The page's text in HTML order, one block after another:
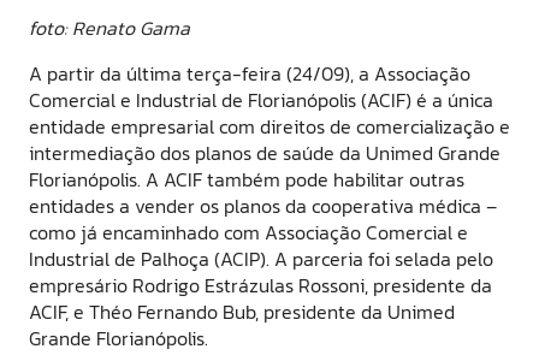
foto: Renato Gama
A partir da última terça-feira (24/09), a Associação
Comercial e Industrial de Florianópolis (ACIF) é a única
entidade empresarial com direitos de comercialização e
intermediação dos planos de saúde da Unimed Grande
Florianópolis. A ACIF também pode habilitar outras
entidades a vender os planos da cooperativa médica –
como já encaminhado com Associação Comercial e
Industrial de Palhoça (ACIP). A parceria foi selada pelo
empresário Rodrigo Estrázulas Rossoni, presidente da
ACIF, e Théo Fernando Bub, presidente da Unimed
Grande Florianópolis.